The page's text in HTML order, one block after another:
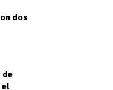
dos
de
el